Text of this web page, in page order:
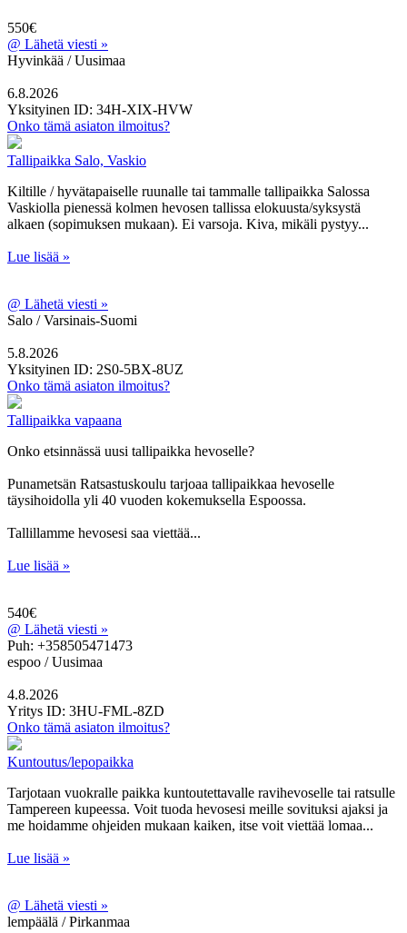
550€
@ Lähetä viesti »
Hyvinkää / Uusimaa
6.8.2026
Yksityinen ID: 34H-XIX-HVW
Onko tämä asiaton ilmoitus?
Tallipaikka Salo, Vaskio
Kiltille / hyvätapaiselle ruunalle tai tammalle tallipaikka Salossa
Vaskiolla pienessä kolmen hevosen tallissa elokuusta/syksystä
alkaen (sopimuksen mukaan). Ei varsoja. Kiva, mikäli pystyy...
Lue lisää »
@ Lähetä viesti »
Salo / Varsinais-Suomi
5.8.2026
Yksityinen ID: 2S0-5BX-8UZ
Onko tämä asiaton ilmoitus?
Tallipaikka vapaana
Onko etsinnässä uusi tallipaikka hevoselle?
Punametsän Ratsastuskoulu tarjoaa tallipaikkaa hevoselle
täysihoidolla yli 40 vuoden kokemuksella Espoossa.
Tallillamme hevosesi saa viettää...
Lue lisää »
540€
@ Lähetä viesti »
Puh: +358505471473
espoo / Uusimaa
4.8.2026
Yritys ID: 3HU-FML-8ZD
Onko tämä asiaton ilmoitus?
Kuntoutus/lepopaikka
Tarjotaan vuokralle paikka kuntoutettavalle ravihevoselle tai ratsulle
Tampereen kupeessa. Voit tuoda hevosesi meille sovituksi ajaksi ja
me hoidamme ohjeiden mukaan kaiken, itse voit viettää lomaa...
Lue lisää »
@ Lähetä viesti »
lempäälä / Pirkanmaa